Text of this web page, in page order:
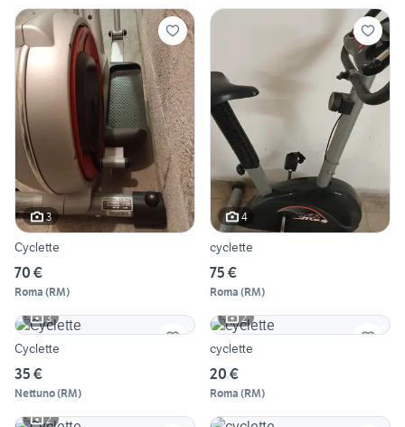
3
Cyclette
70 €
Roma (RM)
4
cyclette
75 €
Roma (RM)
3
Cyclette
35 €
Nettuno(RM)
2
cyclette
20 €
Roma (RM)
2